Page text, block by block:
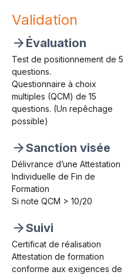
Validation
Évaluation
Test de positionnement de 5
questions.
Questionnaire à choix
multiples (QCM) de 15
questions. (Un repêchage
possible)
Sanction visée
Délivrance d’une Attestation
Individuelle de Fin de
Formation
Si note QCM > 10/20
Suivi
Certificat de réalisation
Attestation de formation
conforme aux exigences de